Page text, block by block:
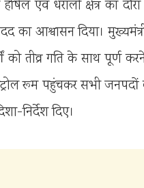
एवं धराली क्षेत्र का
का आश्वासन दिया।
तीव्र गति के साथ पूर्ण
कंट्रोल रूम पहुंचकर सभी
निर्देश दिए।